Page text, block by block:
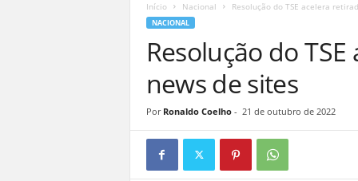
ç
Início Nacional Resolução do TSE acelera
NACIONAL
Resolução do
news de sites
Por Ronaldo Coelho- 21 de outubro de 2022